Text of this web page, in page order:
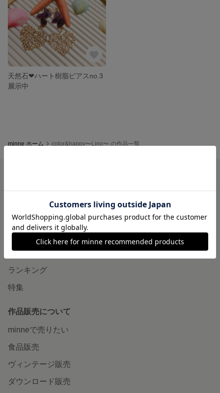
天然石❤︎ハート樹脂ピアスno.3
展示中
minne ホーム color&happy〜Lino〜 の作品一覧
minneについて
minneで買いたい
作品をさがす
ショップをさがす
ランキング
特集
作品販売について
minneで売りたい
食品販売
ヴィンテージ販売
ダウンロード販売